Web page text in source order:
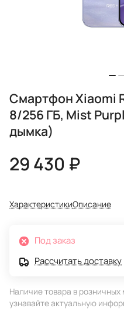
Смартфон Xiaomi
8/256 ГБ, Mist
дымка)
29 430 ₽
ХарактеристикиОписание
Под заказ
Рассчитать доставку
Наличие товара в
узнавайте актуальную